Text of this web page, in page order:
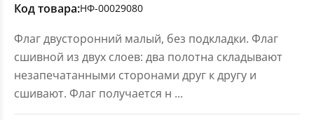
Код товара:НФ-00029080
Флаг двусторонний малый, без подкладки. Флаг
сшивной из двух слоев: два полотна складывают
незапечатанными сторонами друг к другу и
сшивают. Флаг получается н ...